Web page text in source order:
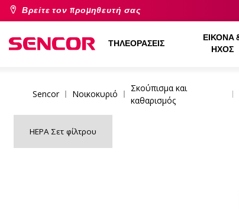
Βρείτε τον προμηθευτή σας
ΤΗΛΕΟΡΆΣΕΙΣ
ΕΙΚΌΝΑ
ΉΧΟΣ
Sencor Νοικοκυριό
Σκούπισμα και
καθαρισμός
HEPA Σετ φίλτρου